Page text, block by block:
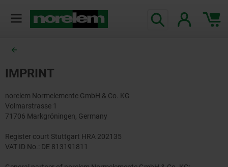
IMPRINT
norelem Normelemente GmbH & Co. KG
Volmarstrasse 1
71706 Markgröningen, Germany
Register court Stuttgart HRA 202135
VAT ID No.: DE 813191811